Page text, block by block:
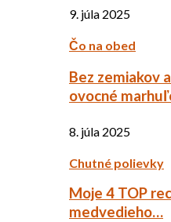
9. júla 2025
Čo na obed
Bez zemiakov
ovocné
8. júla 2025
Chutné polievky
Moje 4 TOP
medvedieho…